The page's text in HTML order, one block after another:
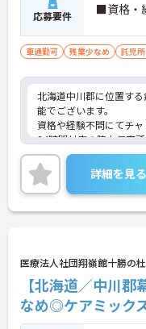
応募要件 ■資格・
車通勤可 残業少なめ 託児
北海道中川郡に位置す
能でございます。
資格や経験不問にてチャ
24時間対応の院内保育
て中の方も安心して働
ご興味のある方には、面
に詳細をお話しいたし
さい！
詳細を見る
医療法人社団翔嶺館十勝の
【北海道／中川
なめ◎ケアミック